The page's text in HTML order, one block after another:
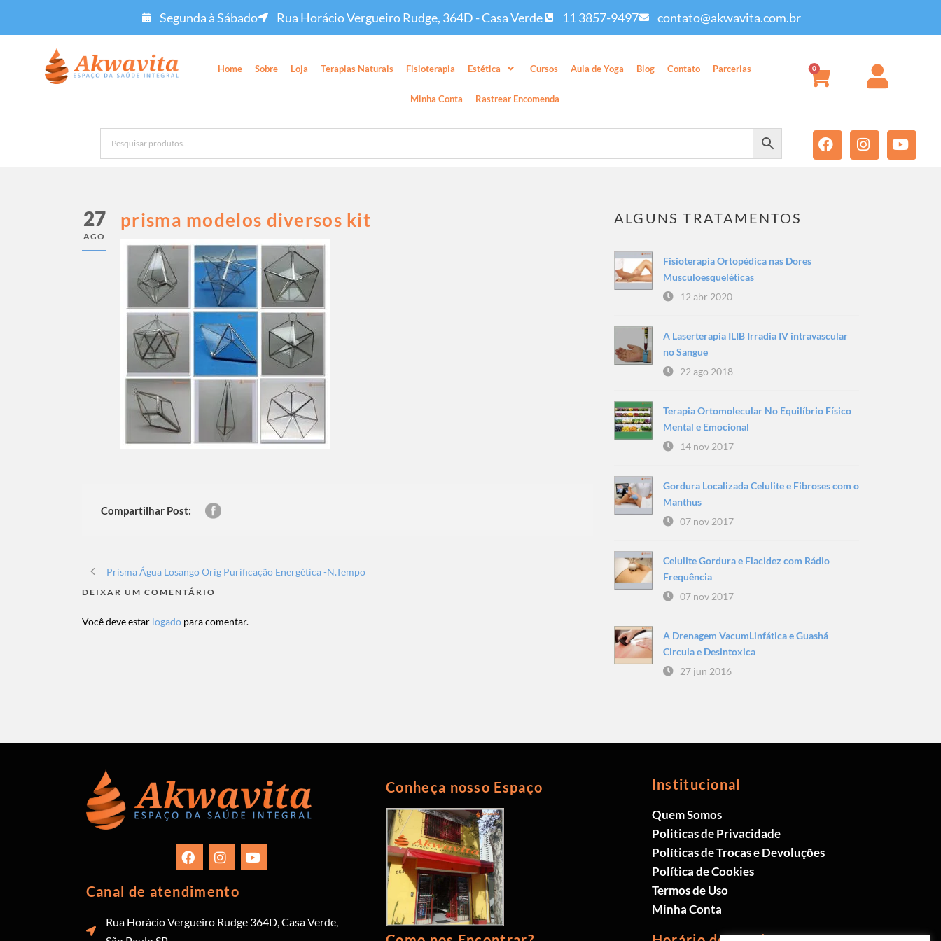
Segunda à Sábado Rua Horácio Vergueiro Rudge, 364D - Casa Verde 11 3857-9497 contato@akwavita.com.br
Home Sobre Loja Terapias Naturais Fisioterapia Estética Cursos Aula de Yoga Blog Contato Parcerias
Minha Conta Rastrear Encomenda
0
27
AGO
prisma modelos diversos kit
Compartilhar Post:
Prisma Água Losango Orig Purificação Energética -N.Tempo
DEIXAR UM COMENTÁRIO
Você deve estar logado para comentar.
ALGUNS TRATAMENTOS
Fisioterapia Ortopédica nas Dores
Musculoesqueléticas
12 abr 2020
A Laserterapia ILIB Irradia IV intravascular
no Sangue
22 ago 2018
Terapia Ortomolecular No Equilíbrio Físico
Mental e Emocional
14 nov 2017
Gordura Localizada Celulite e Fibroses com o
Manthus
07 nov 2017
Celulite Gordura e Flacidez com Rádio
Frequência
07 nov 2017
A Drenagem VacumLinfática e Guashá
Circula e Desintoxica
27 jun 2016
Canal de atendimento
Rua Horácio Vergueiro Rudge 364D, Casa Verde,
Conheça nosso Espaço Institucional
Quem Somos
Politicas de Privacidade
Políticas de Trocas e Devoluções
Política de Cookies
Termos de Uso
Minha Conta